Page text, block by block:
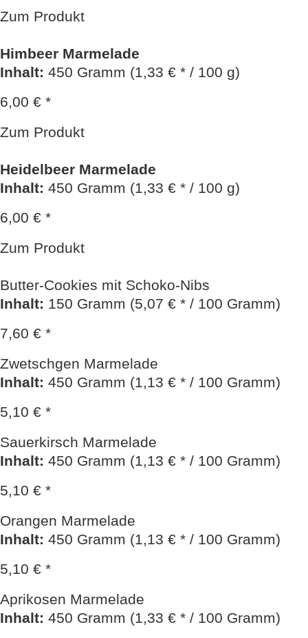
Zum Produkt
Himbeer Marmelade
Inhalt: 450 Gramm (1,33 € * / 100 g)
6,00 € *
Zum Produkt
Heidelbeer Marmelade
Inhalt: 450 Gramm (1,33 € * / 100 g)
6,00 € *
Zum Produkt
Butter-Cookies mit Schoko-Nibs
Inhalt: 150 Gramm (5,07 € * / 100 Gramm)
7,60 € *
Zwetschgen Marmelade
Inhalt: 450 Gramm (1,13 € * / 100 Gramm)
5,10 € *
Sauerkirsch Marmelade
Inhalt: 450 Gramm (1,13 € * / 100 Gramm)
5,10 € *
Orangen Marmelade
Inhalt: 450 Gramm (1,13 € * / 100 Gramm)
5,10 € *
Aprikosen Marmelade
Inhalt: 450 Gramm (1,33 € * / 100 Gramm)